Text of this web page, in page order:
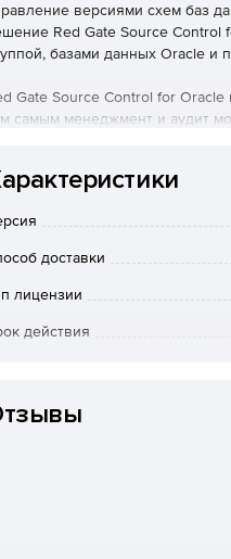
версиями схем баз
Red Gate Source Control
базами данных Oracle и
Gate Source Control for
самым менеджмент и аудит
не нужно
привычных процедур
Отслеживание изменений:
Отображение отличий между
доставки
лицензии
действия